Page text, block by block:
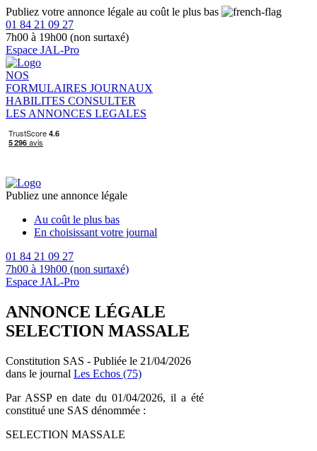
Publiez votre annonce légale au coût le plus bas
01 84 21 09 27
7h00 à 19h00 (non surtaxé)
Espace JAL-Pro
NOS
FORMULAIRES JOURNAUX
HABILITES CONSULTER
LES ANNONCES LEGALES
Publiez une annonce légale
Au coût le plus bas
En choisissant votre journal
01 84 21 09 27
7h00 à 19h00 (non surtaxé)
Espace JAL-Pro
ANNONCE LÉGALE
SELECTION MASSALE
Constitution SAS - Publiée le 21/04/2026
dans le journal Les Echos (75)
Par ASSP en date du 01/04/2026, il a été
constitué une SAS dénommée :
SELECTION MASSALE